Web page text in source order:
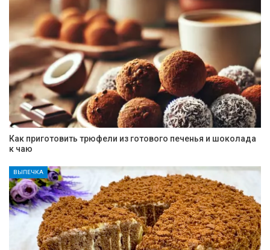
Как приготовить трюфели из готового печенья и шоколада
к чаю
ВЫПЕЧКА